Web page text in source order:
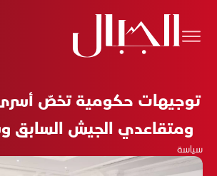
توجيهات حكومية تخصّ
ومتقاعدي الجيش السابق
سياسة